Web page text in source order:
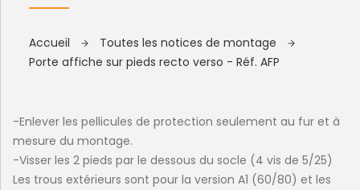
Accueil
Toutes les notices de montage
Porte affiche sur pieds recto verso - Réf. AFP
-Enlever les pellicules de protection seulement au fur et à
mesure du montage.
-Visser les 2 pieds par le dessous du socle (4 vis de 5/25)
Les trous extérieurs sont pour la version A1 (60/80) et les